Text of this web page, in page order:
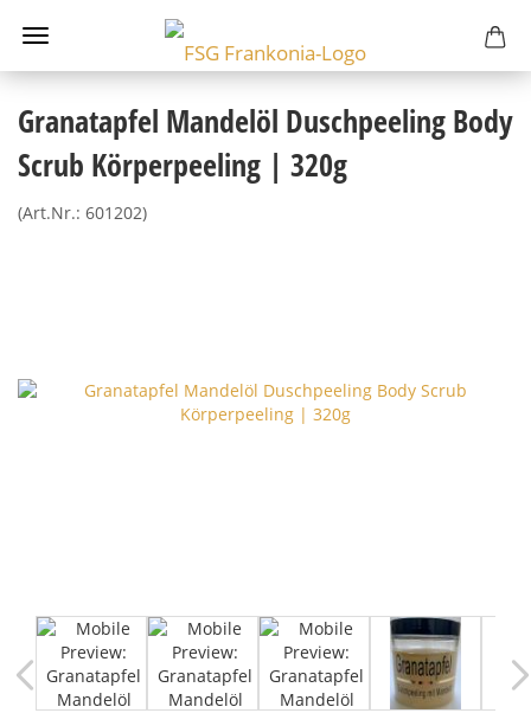
Granatapfel Mandelöl Duschpeeling Body
Scrub Körperpeeling | 320g
(Art.Nr.: 601202)